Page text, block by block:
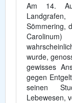
Am 14.
Sömmering,
wurde,
gewisses
gegen
seinen
Lebewesen,